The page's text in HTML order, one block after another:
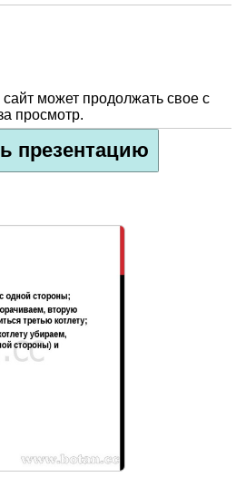
может продолжать свое с
просмотр.
презентацию